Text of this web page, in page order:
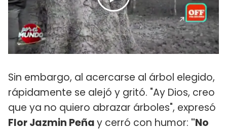
Sin embargo, al acercarse al árbol elegido,
rápidamente se alejó y gritó. "Ay Dios, creo
que ya no quiero abrazar árboles", expresó
Flor Jazmin Peñay cerró con humor: "No